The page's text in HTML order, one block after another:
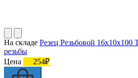
На складе Резец Резьбовой
резьбы
Цена
254₽